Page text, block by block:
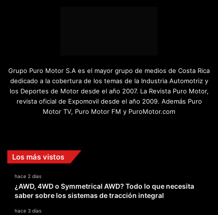
Grupo Puro Motor S.A es el mayor grupo de medios de Costa Rica
dedicado a la cobertura de los temas de la Industria Automotriz y
los Deportes de Motor desde el año 2007. La Revista Puro Motor,
revista oficial de Expomovil desde el año 2009. Además Puro
Motor TV, Puro Motor FM y PuroMotor.com
Los más vistos
hace 2 días
¿AWD, 4WD o Symmetrical AWD? Todo lo que necesita
saber sobre los sistemas de tracción integral
hace 3 días